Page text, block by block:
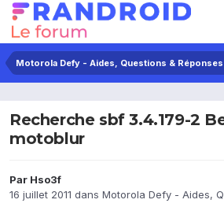
Motorola Defy - Aides, Questions & Réponses
Recherche sbf 3.4.179-2
motoblur
Par Hso3f
16 juillet 2011 dans Motorola Defy - Aides,